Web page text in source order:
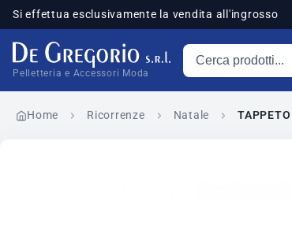
Si effettua esclusivamente la vendita all'ingrosso
Pelletteria e Accessori Moda
Cerca prodotti
Home Ricorrenze Natale